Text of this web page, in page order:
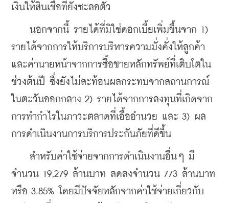
เงินให้สินเชื่อที่ยังชะลอตัว
นอกจากนี้ รายได้ที่มิใช่ดอกเบี้ยเพิ่มขึ้นจาก 1)
รายได้จากการให้บริการบริหารความมั่งคั่งให้ลูกค้า
และค่านายหน้าจากการซื้อขายหลักทรัพย์ที่เติบโตใน
ช่วงต้นปี ซึ่งยังไม่สะท้อนผลกระทบจากสถานการณ์
ในตะวันออกกลาง 2) รายได้จากการลงทุนที่เกิดจาก
การทำกำไรในภาวะตลาดที่เอื้ออำนวย และ 3) ผล
การดำเนินงานการบริการประกันภัยที่ดีขึ้น
สำหรับค่าใช้จ่ายจากการดำเนินงานอื่นๆ มี
จำนวน 19,279 ล้านบาท ลดลงจำนวน 773 ล้านบาท
หรือ 3.85% โดยมีปัจจัยหลักจากค่าใช้จ่ายเกี่ยวกับ